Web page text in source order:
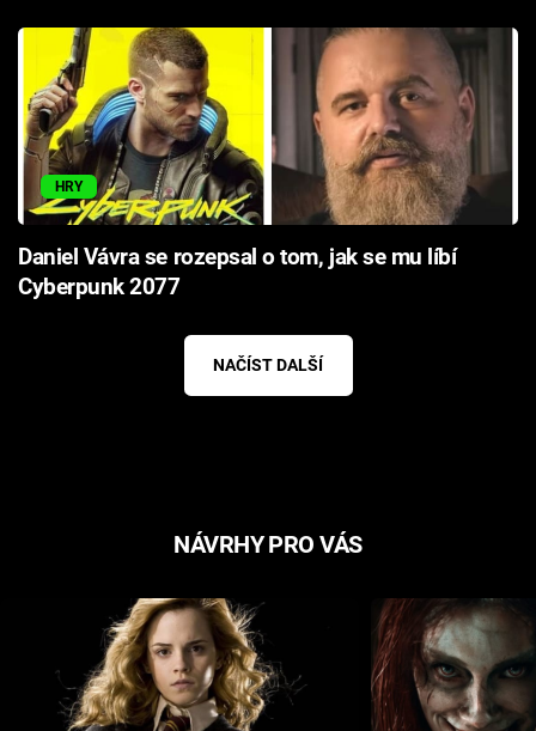
HRY
Daniel Vávra se rozepsal o tom, jak se mu líbí
Cyberpunk 2077
NAČÍST DALŠÍ
NÁVRHY PRO VÁS